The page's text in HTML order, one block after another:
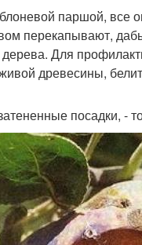
от паршипаршой, все
перекапывают,
Для
древесины,
посадки, -